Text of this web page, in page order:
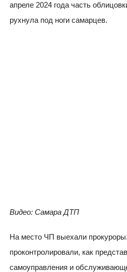
апреле 2024 года часть
рухнула под ноги самарцев.
Видео: Самара ДТП
На место ЧП выехали
проконтролировали, как
самоуправления и